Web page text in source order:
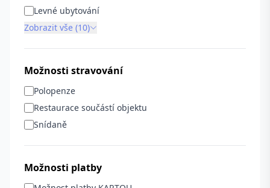
Levné ubytování
Zobrazit vše (10)
Možnosti stravování
Polopenze
Restaurace součástí objektu
Snídaně
Možnosti platby